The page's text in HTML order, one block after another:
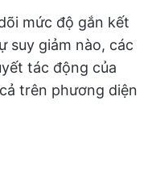
mức độ gắn kết
suy giảm nào, các
tác động của
trên phương diện